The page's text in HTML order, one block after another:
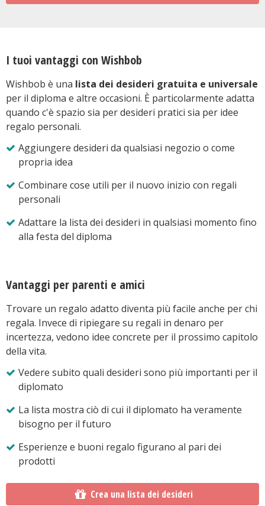
I tuoi vantaggi con Wishbob
Wishbob è una lista dei desideri gratuita e universale
per il diploma e altre occasioni. È particolarmente adatta
quando c'è spazio sia per desideri pratici sia per idee
regalo personali.
Aggiungere desideri da qualsiasi negozio o come
propria idea
Combinare cose utili per il nuovo inizio con regali
personali
Adattare la lista dei desideri in qualsiasi momento fino
alla festa del diploma
Vantaggi per parenti e amici
Trovare un regalo adatto diventa più facile anche per chi
regala. Invece di ripiegare su regali in denaro per
incertezza, vedono idee concrete per il prossimo capitolo
della vita.
Vedere subito quali desideri sono più importanti per il
diplomato
La lista mostra ciò di cui il diplomato ha veramente
bisogno per il futuro
Esperienze e buoni regalo figurano al pari dei
prodotti
Crea una lista dei desideri